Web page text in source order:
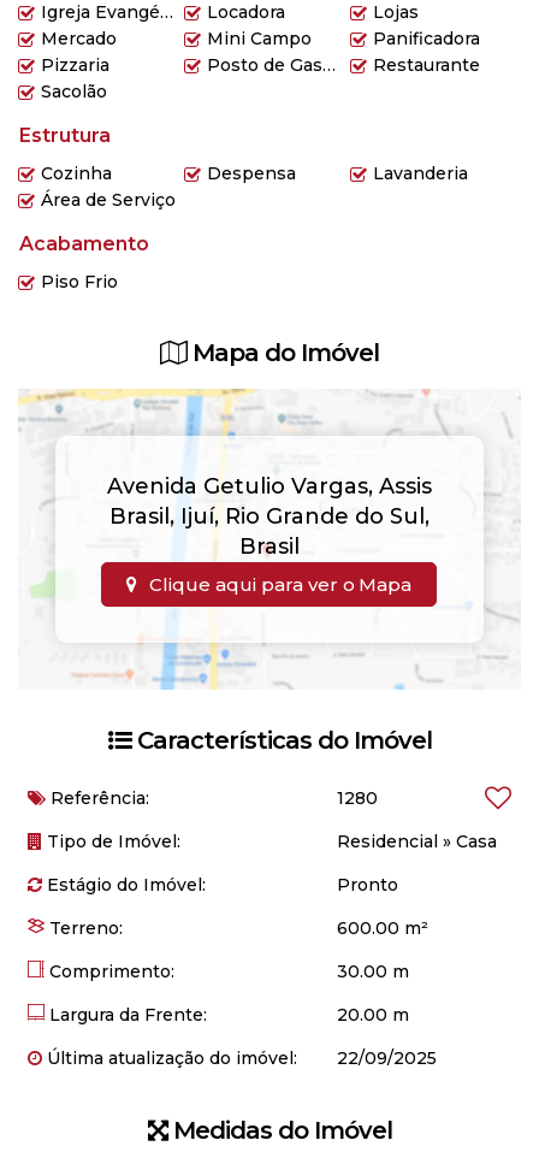
Igreja Evangélica
Locadora
Lojas
Mercado
Mini Campo
Panificadora
Pizzaria
Posto de Gasolina
Restaurante
Sacolão
Estrutura
Cozinha Despensa
Lavanderia
Área de Serviço
Acabamento
Piso Frio
Mapa do Imóvel
Avenida Getulio Vargas, Assis
Brasil , Ijuí, Rio Grande do Sul ,
Brasil
Clique aqui para ver o Mapa
Características do Imóvel
Referência:
1280
Tipo de Imóvel:
Residencial » Casa
Estágio do Imóvel:
Pronto
Terreno:
600.00 m²
Comprimento:
30.00 m
Largura da Frente:
20.00 m
Última atualização do imóvel:
22/09/2025
Medidas do Imóvel